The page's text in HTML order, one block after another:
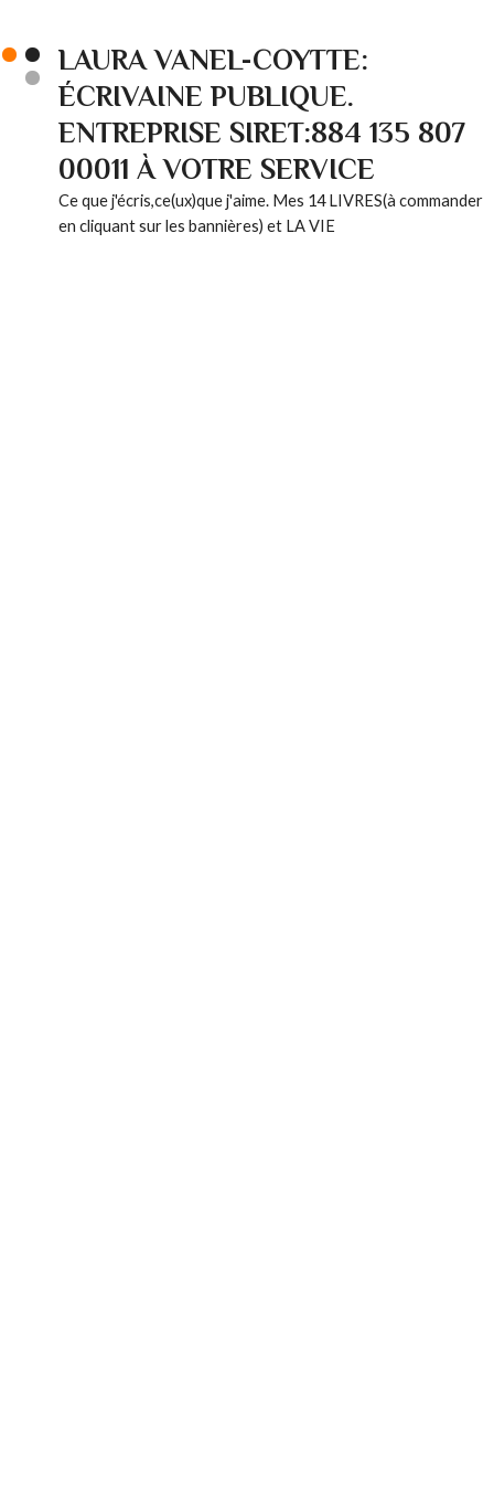
LAURA VANEL-COYTTE:
ÉCRIVAINE PUBLIQUE.
ENTREPRISE SIRET:884 135 807
00011 À VOTRE SERVICE
Ce que j'écris,ce(ux)que j'aime. Mes 14 LIVRES(à commander
en cliquant sur les bannières) et LA VIE